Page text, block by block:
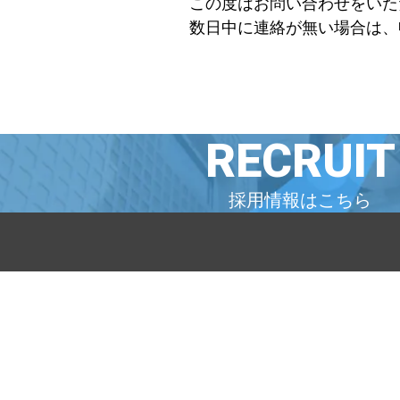
この度はお問い合わせをい
数日中に連絡が無い場合は
RECRUIT
採用情報はこちら